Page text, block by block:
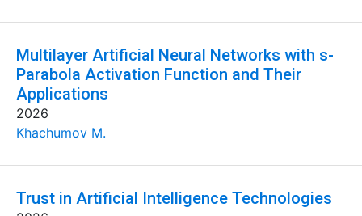
Multilayer Artificial Neural Networks with s-
Parabola Activation Function and Their
Applications
2026
Khachumov M.
Trust in Artificial Intelligence Technologies